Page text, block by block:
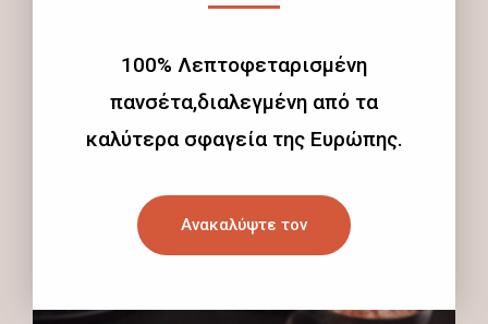
100% Λεπτοφεταρισμένη
πανσέτα,διαλεγμένη από τα
καλύτερα σφαγεία της Ευρώπης.
Ανακαλύψτε τον